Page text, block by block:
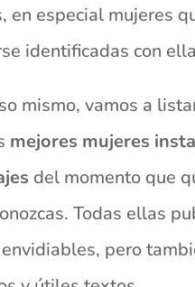
en especial mujeres
identificadas con
mismo, vamos a
mejores mujeres
del momento que
Todas ellas
pero